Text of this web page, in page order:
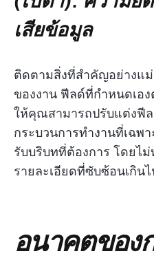
เสียข้อมูล
ติดตามสิ่งที่สำคัญอย่างแ
ของงาน ฟีลด์ที่กำหนดเอ
ให้คุณสามารถปรับแต่งฟี
กระบวนการทำงานที่เฉพ
รับบริบทที่ต้องการ โดยไ
รายละเอียดที่ซับซ้อนเกินไ
อนาคตของ